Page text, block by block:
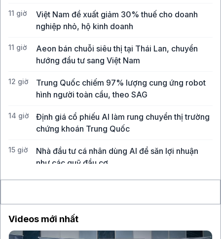
11 giờ
Việt Nam đề xuất giảm 30% thuế cho doanh
nghiệp nhỏ, hộ kinh doanh
11 giờ
Aeon bán chuỗi siêu thị tại Thái Lan, chuyển
hướng đầu tư sang Việt Nam
12 giờ
Trung Quốc chiếm 97% lượng cung ứng robot
hình người toàn cầu, theo SAG
14 giờ
Định giá cổ phiếu AI làm rung chuyển thị trường
chứng khoán Trung Quốc
15 giờ
Nhà đầu tư cá nhân dùng AI để săn lợi nhuận
như các quỹ đầu cơ
Videos mới nhất